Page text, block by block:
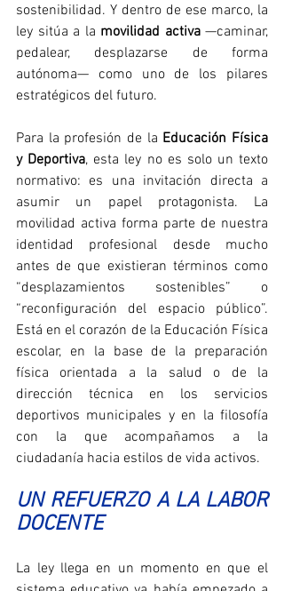
sostenibilidad. Y dentro de ese marco, la
ley sitúa a la movilidad activa —caminar,
pedalear, desplazarse de forma
autónoma— como uno de los pilares
estratégicos del futuro.
Para la profesión de la Educación Física
y Deportiva, esta ley no es solo un texto
normativo: es una invitación directa a
asumir un papel protagonista. La
movilidad activa forma parte de nuestra
identidad profesional desde mucho
antes de que existieran términos como
“desplazamientos sostenibles” o
“reconfiguración del espacio público”.
Está en el corazón de la Educación Física
escolar, en la base de la preparación
física orientada a la salud o de la
dirección técnica en los servicios
deportivos municipales y en la filosofía
con la que acompañamos a la
ciudadanía hacia estilos de vida activos.
UN REFUERZO A LA LABOR
DOCENTE
La ley llega en un momento en que el